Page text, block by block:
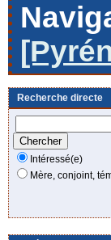
Recherche directe
Intéressé(e)
Mère, conjoint,